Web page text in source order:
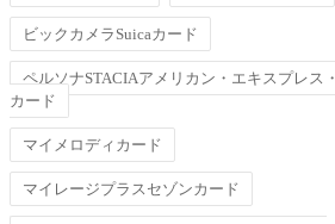
ビックカメラSuicaカード
ペルソナSTACIAアメリカン・エキスプレス・
カード
マイメロディカード
マイレージプラスセゾンカード